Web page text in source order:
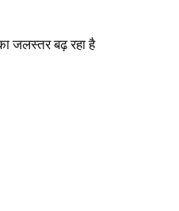
जलस्तर बढ़ रहा है